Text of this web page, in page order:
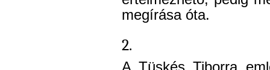
megírása óta.
2.